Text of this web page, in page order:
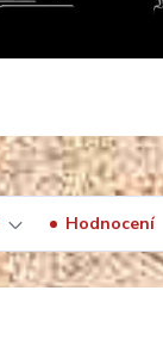
Hodnocení